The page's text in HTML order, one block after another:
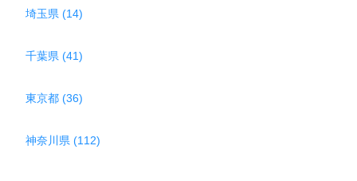
埼玉県 (14)
千葉県 (41)
東京都 (36)
神奈川県 (112)